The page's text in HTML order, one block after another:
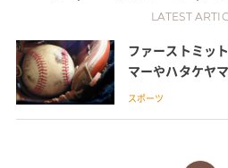
LATEST
ファーストミッ
マーやハタケヤ
スポーツ